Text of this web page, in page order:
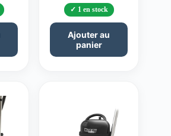
1 en stock
Ajouter au
panier